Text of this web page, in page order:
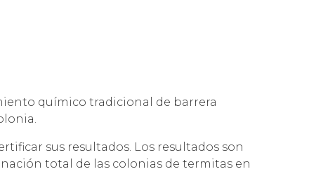
químico tradicional de barrera
sus resultados. Los resultados son
total de las colonias de termitas en